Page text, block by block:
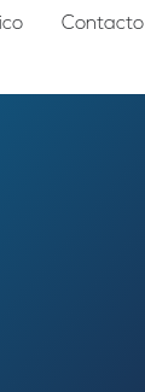
Contacto